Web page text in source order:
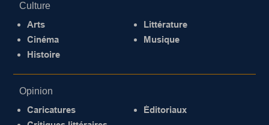
Culture
Arts
Cinéma
Histoire
Littérature
Musique
Opinion
Caricatures
Éditoriaux